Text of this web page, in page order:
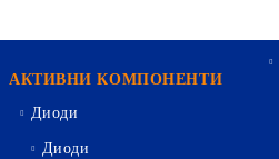
АКТИВНИ КОМПОНЕНТИ
Диоди
Диоди